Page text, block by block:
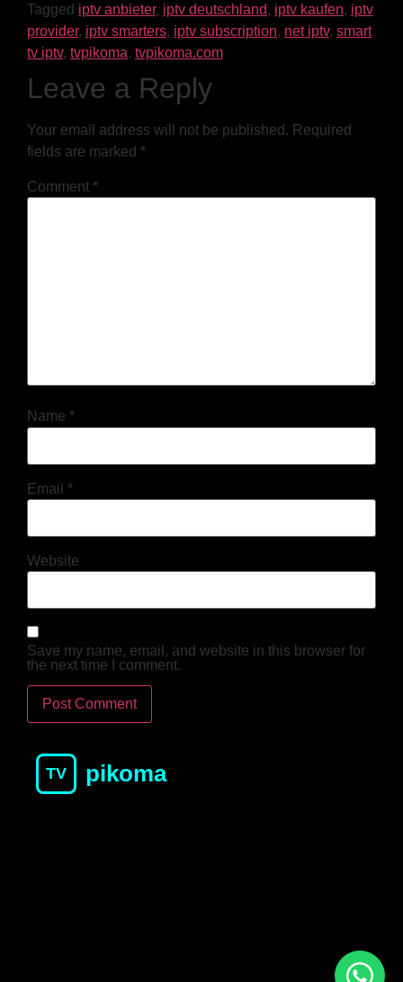
Tagged iptv anbieter, iptv deutschland, iptv kaufen, iptv
provider, iptv smarters, iptv subscription, net iptv, smart
tv iptv, tvpikoma, tvpikoma.com
Leave a Reply
Your email address will not be published. Required
fields are marked *
Comment *
Name *
Email *
Website
Save my name, email, and website in this browser for
the next time I comment.
TV pikoma